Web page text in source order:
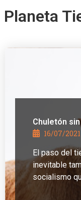
Planeta
Chuletón
16/07/2021
El paso del
inevitable
socialismo